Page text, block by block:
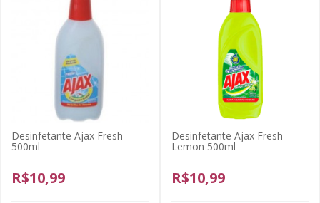
Desinfetante Ajax Fresh
500ml
R$10,99
Desinfetante Ajax Fresh
Lemon 500ml
R$10,99